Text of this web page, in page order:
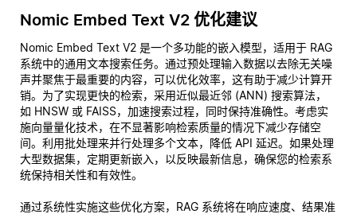
Nomic Embed Text V2 优化建议
Nomic Embed Text V2 是一个多功能的嵌入模型，适用于 RAG
系统中的通用文本搜索任务。通过预处理输入数据以去除无关噪
声并聚焦于最重要的内容，可以优化效率，这有助于减少计算开
销。为了实现更快的检索，采用近似最近邻 (ANN) 搜索算法，
如 HNSW 或 FAISS，加速搜索过程，同时保持准确性。考虑实
施向量量化技术，在不显著影响检索质量的情况下减少存储空
间。利用批处理来并行处理多个文本，降低 API 延迟。如果处理
大型数据集，定期更新嵌入，以反映最新信息，确保您的检索系
统保持相关性和有效性。
通过系统性实施这些优化方案，RAG 系统将在响应速度、结果准